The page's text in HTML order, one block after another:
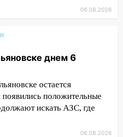
крупный пожар
обращении с
перевозчик
с чужими
алиментщик накопил
06.08.2026
днем 6
остается
положительные
искать АЗС, где
06.08.2026